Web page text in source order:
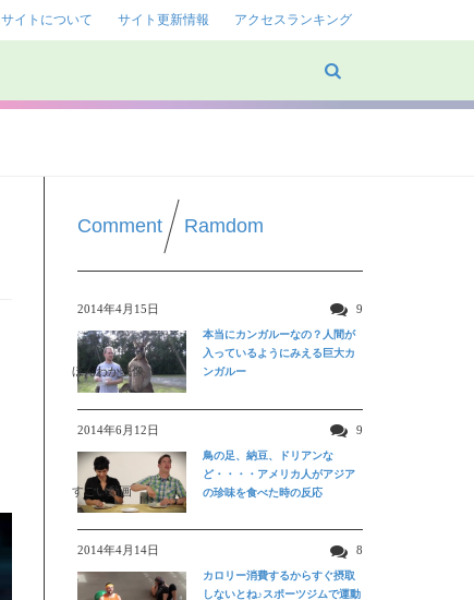
サイトについて サイト更新情報 アクセスランキング
Comment Ramdom
2014年4月15日 9
ほんわか映像
本当にカンガルーなの？人間が
入っているようにみえる巨大カ
ンガルー
2014年6月12日 9
すごい動画
鳥の足、納豆、ドリアンな
ど・・・・アメリカ人がアジア
の珍味を食べた時の反応
2014年4月14日 8
カロリー消費するからすぐ摂取
しないとね♪スポーツジムで運動